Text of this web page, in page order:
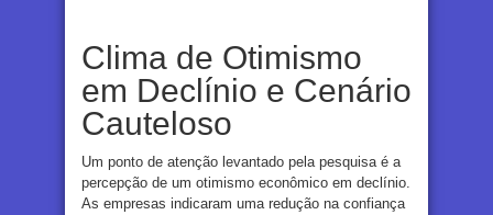
Clima de Otimismo
em Declínio e Cenário
Cauteloso
Um ponto de atenção levantado pela pesquisa é a
percepção de um otimismo econômico em declínio.
As empresas indicaram uma redução na confiança